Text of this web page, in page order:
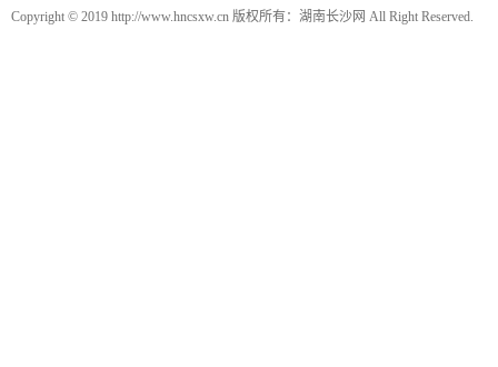
Copyright © 2019 http://www.hncsxw.cn 版权所有：湖南长沙网 All Right Reserved.